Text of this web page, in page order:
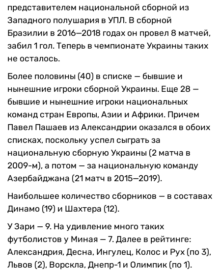
представителем национальной сборной из
Западного полушария в УПЛ. В сборной
Бразилии в 2016—2018 годах он провел 8 матчей,
забил 1 гол. Теперь в чемпионате Украины таких
не осталось.
Более половины (40) в списке — бывшие и
нынешние игроки сборной Украины. Еще 28 —
бывшие и нынешние игроки национальных
команд стран Европы, Азии и Африки. Причем
Павел Пашаев из Александрии оказался в обоих
списках, поскольку успел сыграть за
национальную сборную Украины (2 матча в
2009-м), а потом — за национальную команду
Азербайджана (21 матч в 2015—2019).
Наибольшее количество сборников — в составах
Динамо (19) и Шахтера (12).
У Зари — 9. На удивление много таких
футболистов у Миная — 7. Далее в рейтинге:
Александрия, Десна, Ингулец, Колос и Рух (по 3),
Львов (2), Ворскла, Днепр-1 и Олимпик (по 1).